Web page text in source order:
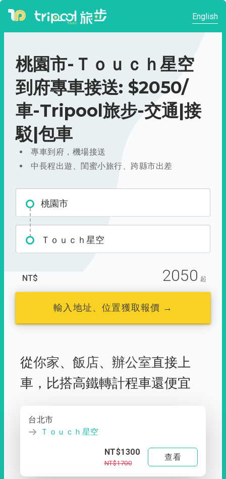
English
桃園市-Ｔｏｕｃｈ星空
到府專車接送: $2050/
車-Tripool旅步-交通|接
駁|包車
專車到府，機場接送
中長程出遊、閨蜜小旅行、跨縣市出差
桃園市
Ｔｏｕｃｈ星空
NT$ 2050 起
輸入地址、位置獲取報價 →
從你家、 飯店、 辦公室直接上
車， 比搭高鐵轉計程車還便宜
台北市
Ｔｏｕｃｈ星空
NT$1300
NT$1700
查看